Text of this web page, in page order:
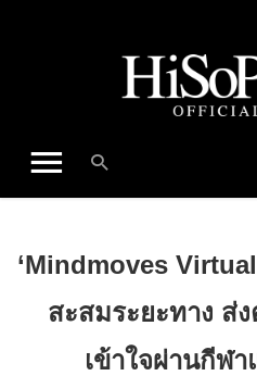
‘Mindmoves
สะสมระยะทาง ส่
เข้าใจผ่านกีฬ